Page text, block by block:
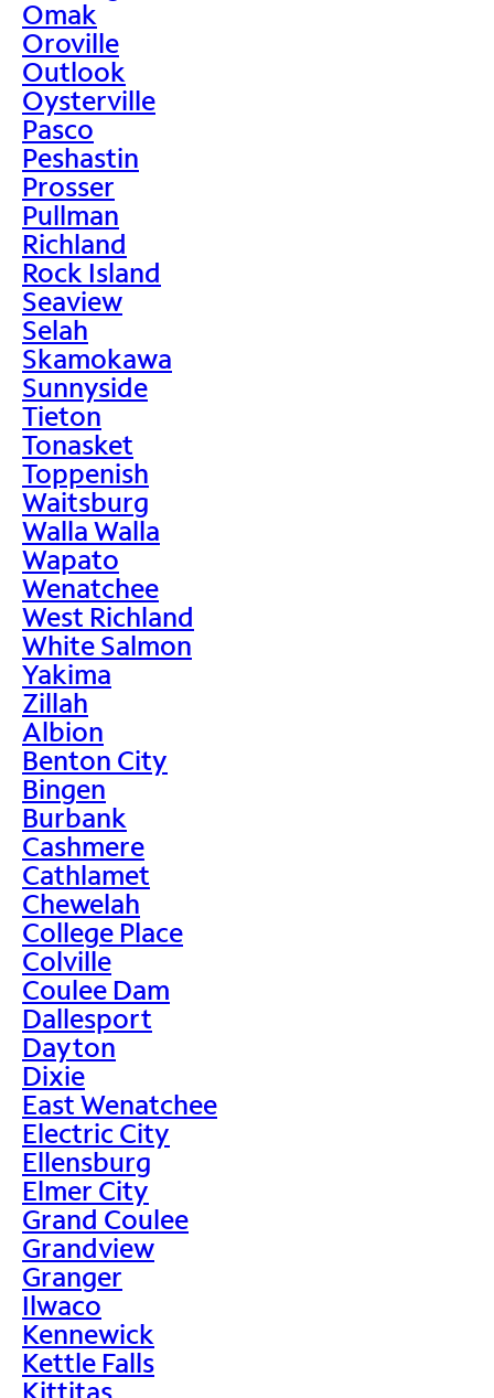
Omak
Oroville
Outlook
Oysterville
Pasco
Peshastin
Prosser
Pullman
Richland
Rock Island
Seaview
Selah
Skamokawa
Sunnyside
Tieton
Tonasket
Toppenish
Waitsburg
Walla Walla
Wapato
Wenatchee
West Richland
White Salmon
Yakima
Zillah
Albion
Benton City
Bingen
Burbank
Cashmere
Cathlamet
Chewelah
College Place
Colville
Coulee Dam
Dallesport
Dayton
Dixie
East Wenatchee
Electric City
Ellensburg
Elmer City
Grand Coulee
Grandview
Granger
Ilwaco
Kennewick
Kettle Falls
Kittitas